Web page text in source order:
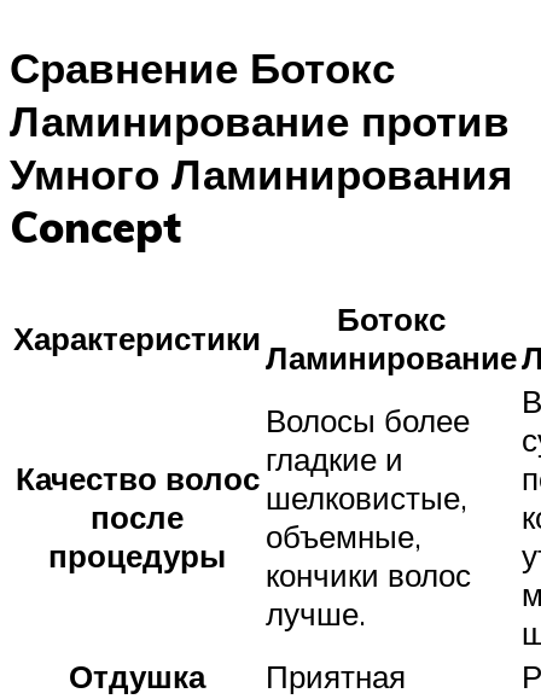
Сравнение Ботокс
Ламинирование против
Умного Ламинирования
Concept
Характеристики
Ботокс
Ламинирование
Качество волос
после
процедуры
Волосы более
гладкие и
шелковистые,
объемные,
кончики волос
лучше.
Отдушка
Приятная